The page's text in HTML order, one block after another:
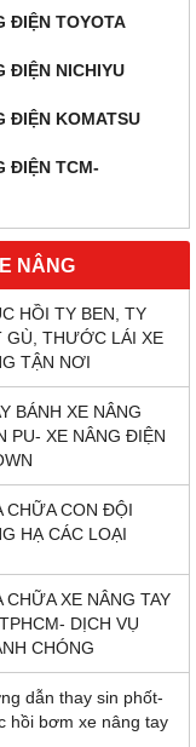
ĐIỆN TOYOTA
ĐIỆN NICHIYU
ĐIỆN KOMATSU
ĐIỆN TCM-
NÂNG
HỒI TY BEN, TY
GÙ, THƯỚC LÁI XE
TẬN NƠI
BÁNH XE NÂNG
PU- XE NÂNG ĐIỆN
CHỮA CON ĐỘI
HẠ CÁC LOẠI
CHỮA XE NÂNG TAY
DỊCH VỤ
CHÓNG
dẫn thay sin phốt-
hồi bơm xe nâng tay